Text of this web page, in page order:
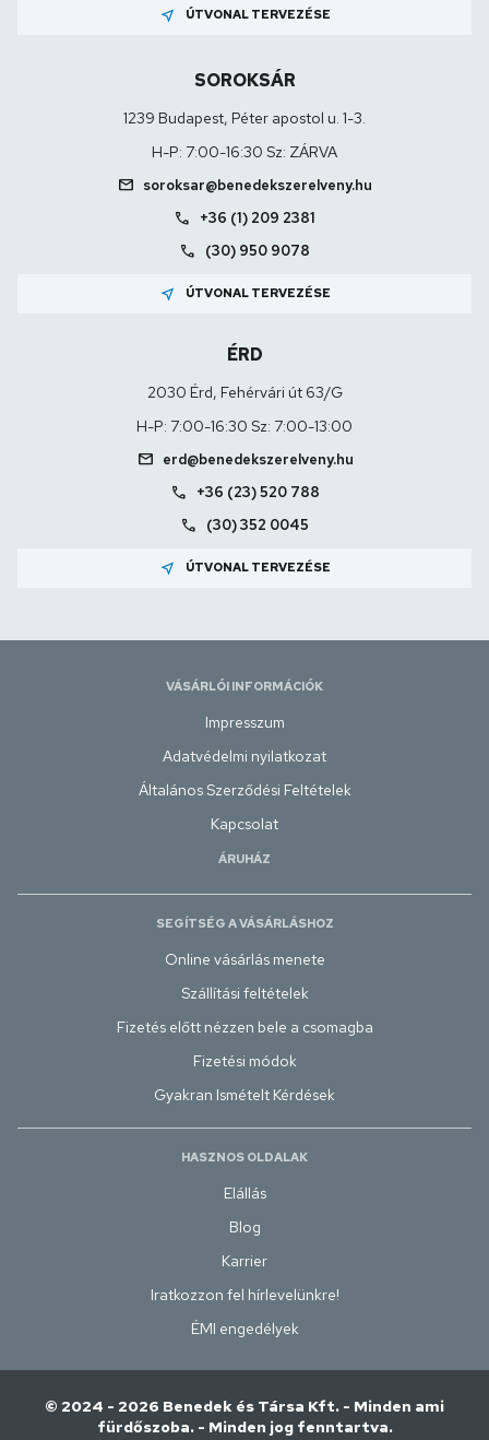
near_me ÚTVONAL TERVEZÉSE
SOROKSÁR
1239 Budapest, Péter apostol u. 1-3.
H-P: 7:00-16:30 Sz: ZÁRVA
mail soroksar@benedekszerelveny.hu
call +36 (1) 209 2381
call (30) 950 9078
near_me ÚTVONAL TERVEZÉSE
ÉRD
2030 Érd, Fehérvári út 63/G
H-P: 7:00-16:30 Sz: 7:00-13:00
mail erd@benedekszerelveny.hu
call +36 (23) 520 788
call (30) 352 0045
near_me ÚTVONAL TERVEZÉSE
VÁSÁRLÓI INFORMÁCIÓK
Impresszum
Adatvédelmi nyilatkozat
Általános Szerződési Feltételek
Kapcsolat
ÁRUHÁZ
SEGÍTSÉG A VÁSÁRLÁSHOZ
Online vásárlás menete
Szállítási feltételek
Fizetés előtt nézzen bele a csomagba
Fizetési módok
Gyakran Ismételt Kérdések
HASZNOS OLDALAK
Elállás
Blog
Karrier
Iratkozzon fel hírlevelünkre!
ÉMI engedélyek
© 2024 - 2026 Benedek és Társa Kft. - Minden ami
fürdőszoba. - Minden jog fenntartva.